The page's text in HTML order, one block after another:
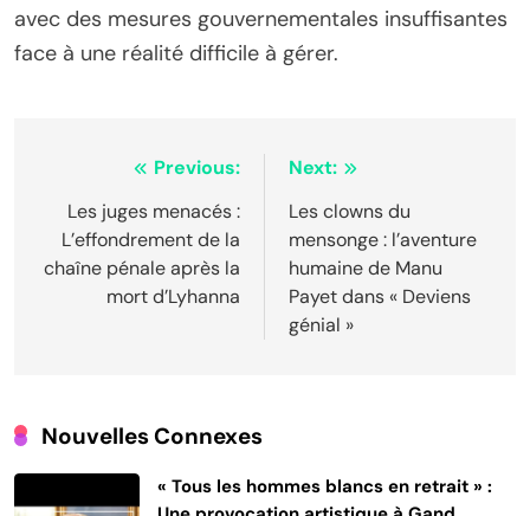
avec des mesures gouvernementales insuffisantes
face à une réalité difficile à gérer.
Navigation
de
l’article
Previous:
Les juges menacés :
L’effondrement de la
chaîne pénale après la
mort d’Lyhanna
Next:
Les clowns du
mensonge : l’aventure
humaine de Manu
Payet dans « Deviens
génial »
Nouvelles Connexes
« Tous les hommes blancs en retrait » :